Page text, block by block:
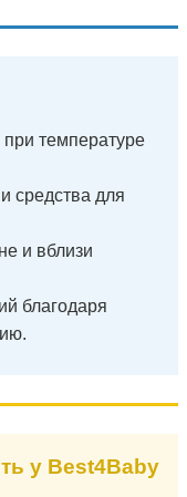
температуре
средства для
и вблизи
благодаря
у Best4Baby